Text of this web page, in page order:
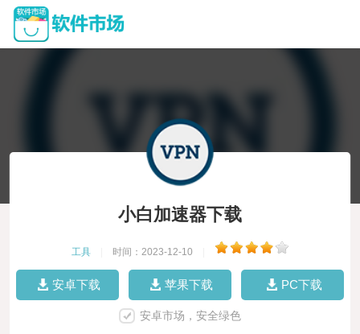
小白加速器下载
工具 时间：2023-12-10
安卓下载 苹果下载 PC下载
安卓市场，安全绿色